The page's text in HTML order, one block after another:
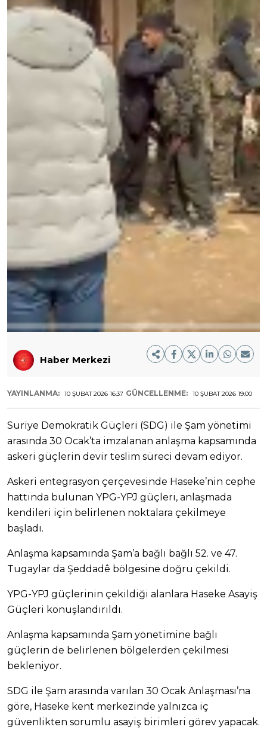
Haber Merkezi
YAYINLANMA: 10 ŞUBAT 2026 16:37 GÜNCELLENME: 10 ŞUBAT 2026 19:00
Suriye Demokratik Güçleri (SDG) ile Şam yönetimi
arasında 30 Ocak’ta imzalanan anlaşma kapsamında
askeri güçlerin devir teslim süreci devam ediyor.
Askeri entegrasyon çerçevesinde Haseke’nin cephe
hattında bulunan YPG-YPJ güçleri, anlaşmada
kendileri için belirlenen noktalara çekilmeye
başladı.
Anlaşma kapsamında Şam’a bağlı bağlı 52. ve 47.
Tugaylar da Şeddadê bölgesine doğru çekildi.
YPG-YPJ güçlerinin çekildiği alanlara Haseke Asayiş
Güçleri konuşlandırıldı.
Anlaşma kapsamında Şam yönetimine bağlı
güçlerin de belirlenen bölgelerden çekilmesi
bekleniyor.
SDG ile Şam arasında varılan 30 Ocak Anlaşması’na
göre, Haseke kent merkezinde yalnızca iç
güvenlikten sorumlu asayiş birimleri görev yapacak.